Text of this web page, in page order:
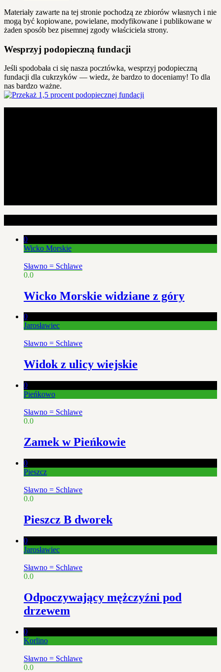
Materiały zawarte na tej stronie pochodzą ze zbiorów własnych i nie
mogą być kopiowane, powielane, modyfikowane i publikowane w
żaden sposób bez pisemnej zgody właściciela strony.
Wesprzyj podopieczną fundacji
Jeśli spodobała ci się nasza pocztówka, wesprzyj podopieczną
fundacji dla cukrzyków — wiedz, że bardzo to doceniamy! To dla
nas bardzo ważne.
0
Wicko Morskie
Sławno = Schlawe
0.0
Wicko Morskie widziane z góry
0
Jarosławiec
Sławno = Schlawe
Widok z ulicy wiejskie
0
Pieńkowo
Sławno = Schlawe
0.0
Zamek w Pieńkowie
0
Pieszcz
Sławno = Schlawe
0.0
Pieszcz B dworek
0
Jarosławiec
Sławno = Schlawe
0.0
Odpoczywający mężczyźni pod
drzewem
0
Korlino
Sławno = Schlawe
0.0